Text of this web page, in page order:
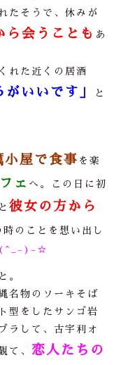
たそうで、休みが
ら会うことも あ
れた近くの居酒
がいいです」
と
小屋で食事 を楽
ェ へ。この日に初
彼女の方から
のことを想い出し
(^_-)-☆
。
名物のソーキそば
型をしたサンゴ岩
ラして、古宇利オ
て、 恋人たちの